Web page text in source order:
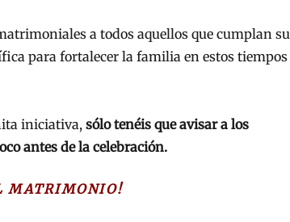
a todos aquellos que cumplan su
para fortalecer la familia en estos tiempos
iniciativa, sólo tenéis que avisar a los
antes de la celebración.
MATRIMONIO!